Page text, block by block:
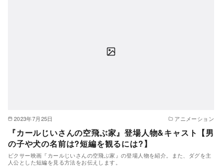
2023年7月25日 アニメーション
『カールじいさんの空飛ぶ家』登場人物&キャスト【男
の子や犬の名前は?短編を観るには?】
ピクサー映画『カールじいさんの空飛ぶ家』の登場人物を紹介。また、ダグを主
人公とした短編を見る方法をお伝えします。